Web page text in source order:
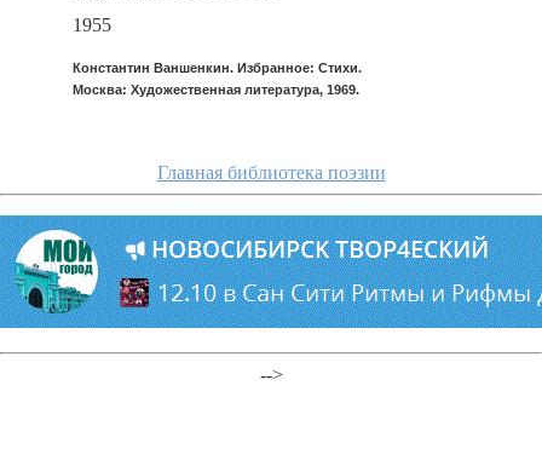
1955
Константин Ваншенкин. Избранное: Стихи.
Москва: Художественная литература, 1969.
Главная библиотека поэзии
-->